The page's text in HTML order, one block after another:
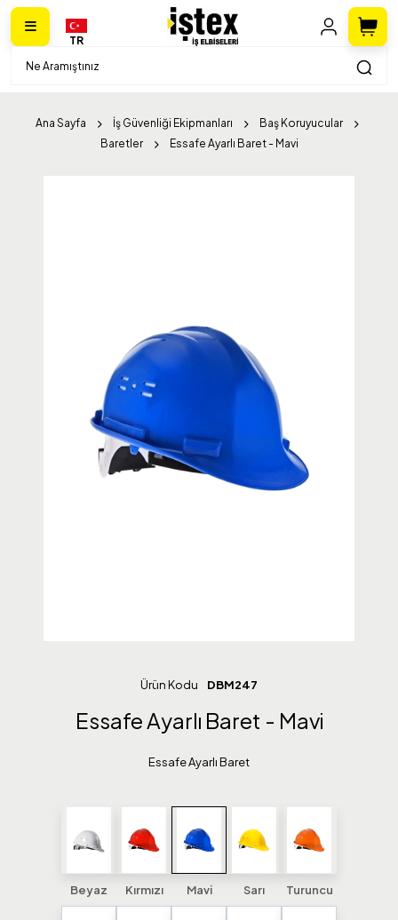
TR
Ana Sayfa İş Güvenliği Ekipmanları
Baş Koruyucular
Baretler
Essafe Ayarlı Baret - Mavi
Ürün Kodu DBM247
Essafe Ayarlı Baret - Mavi
Essafe Ayarlı Baret
Beyaz Kırmızı Mavi Sarı Turuncu